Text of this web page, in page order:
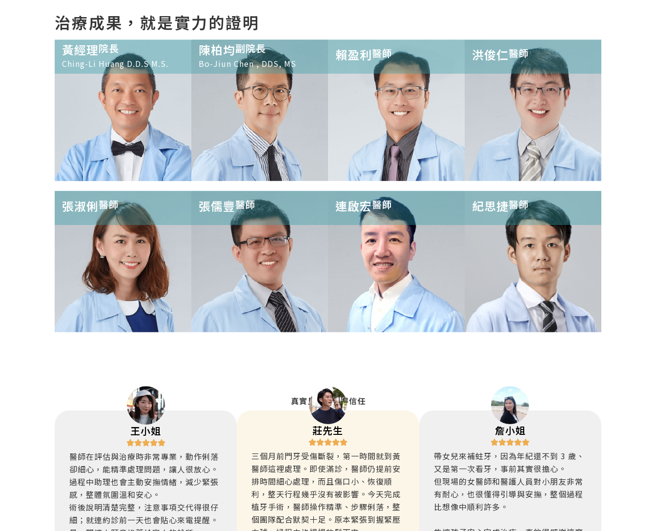
治療成果，就是實力的證明
黃經理院長
Ching-Li Huang D.D.S M.S.
全口4/6/10 植牙
小區域補骨
全口重建
開窗提竇術
大區域補骨
陳柏均副院長
Bo-Jiun Chen , DDS, MS
假牙贋復
全口重建
植牙假牙
前牙美學
賴盈利醫師
全瓷美學假
3D齒雕重建
微創薄瓷貼片
微笑曲線牙齦 整
形
牙周手術治療
洪俊仁醫師
植牙假牙重建
微創薄瓷貼片
全瓷美學假牙
張淑俐醫師
兒童牙醫
齒顎矯正
兒童早期
功能性矯正
張儒豐醫師
家庭牙科全人
微創薄瓷美白
阻生智齒拔除
牙周牙齦手術
治療
全瓷美學假牙
贗復
3D齒雕牙齒 重
建
牙周統合治療
連啟宏醫師
顯微根管治療
牙髓病難症處
再生術
根尖周圍手術
非活性牙齒 漂白
未發育成熟 之牙
根
紀思捷醫師
家庭牙科全人
微創薄瓷美白
阻生智齒拔除
全瓷美學假牙
贗復
3D齒雕牙齒 重
建
牙周統合治療
真實見證，值得信任
王小姐
醫師在評估與治療時非常專業，動作俐落
卻細心，能精準處理問題，讓人很放心。
過程中助理也會主動安撫情緒，減少緊張
感，整體氛圍溫和安心。
術後說明清楚完整，注意事項交代得很仔
細；就連約診前一天也會貼心來電提醒。
莊先生
三個月前門牙受傷斷裂，第一時間就到黃
醫師這裡處理。即使滿診，醫師仍提前安
排時間細心處理，而且傷口小、恢復順
利，整天行程幾乎沒有被影響。今天完成
植牙手術，醫師操作精準、步驟俐落，整
個團隊配合默契十足。原本緊張到握緊壓
詹小姐
帶女兒來補蛀牙，因為年紀還不到 3 歲、
又是第一次看牙，事前其實很擔心。
但現場的女醫師和醫護人員對小朋友非常
有耐心，也很懂得引導與安撫，整個過程
比想像中順利許多。